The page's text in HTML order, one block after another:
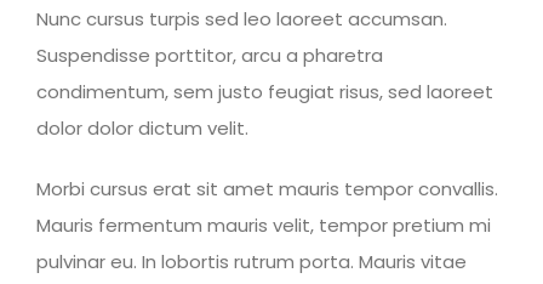
Nunc cursus turpis sed leo laoreet accumsan.
Suspendisse porttitor, arcu a pharetra
condimentum, sem justo feugiat risus, sed laoreet
dolor dolor dictum velit.
Morbi cursus erat sit amet mauris tempor convallis.
Mauris fermentum mauris velit, tempor pretium mi
pulvinar eu. In lobortis rutrum porta. Mauris vitae